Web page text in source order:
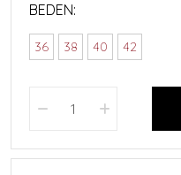
BEDEN:
36 38 40 42